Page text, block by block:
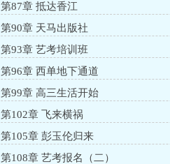
第87章 抵达香江
第90章 天马出版社
第93章 艺考培训班
第96章 西单地下通道
第99章 高三生活开始
第102章 飞来横祸
第105章 彭玉伦归来
第108章 艺考报名（二）